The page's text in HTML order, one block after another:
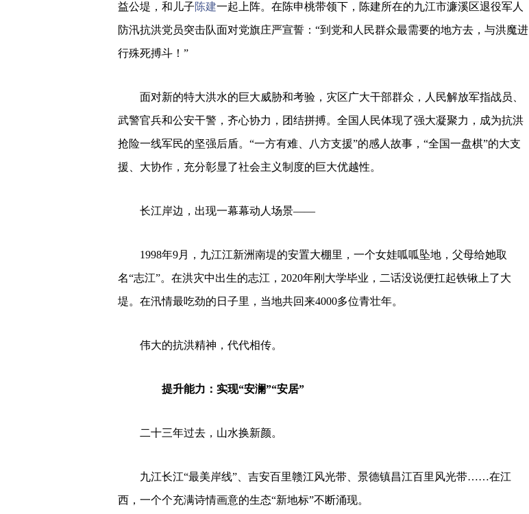
益公堤，和儿子陈建一起上阵。在陈申桃带领下，陈建所在的九江市濂溪区退役军人
防汛抗洪党员突击队面对党旗庄严宣誓：“到党和人民群众最需要的地方去，与洪魔进
行殊死搏斗！”
面对新的特大洪水的巨大威胁和考验，灾区广大干部群众，人民解放军指战员、
武警官兵和公安干警，齐心协力，团结拼搏。全国人民体现了强大凝聚力，成为抗洪
抢险一线军民的坚强后盾。“一方有难、八方支援”的感人故事，“全国一盘棋”的大支
援、大协作，充分彰显了社会主义制度的巨大优越性。
长江岸边，出现一幕幕动人场景——
1998年9月，九江江新洲南堤的安置大棚里，一个女娃呱呱坠地，父母给她取
名“志江”。在洪灾中出生的志江，2020年刚大学毕业，二话没说便扛起铁锹上了大
堤。在汛情最吃劲的日子里，当地共回来4000多位青壮年。
伟大的抗洪精神，代代相传。
提升能力：实现“安澜”“安居”
二十三年过去，山水换新颜。
九江长江“最美岸线”、吉安百里赣江风光带、景德镇昌江百里风光带……在江
西，一个个充满诗情画意的生态“新地标”不断涌现。